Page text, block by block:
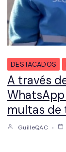
DESTACADOS
A través
multas de
GuilleQAC